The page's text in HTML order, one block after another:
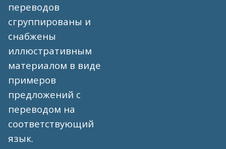
переводов
сгруппированы и
снабжены
иллюстративным
материалом в виде
примеров
предложений с
переводом на
соответствующий
язык.